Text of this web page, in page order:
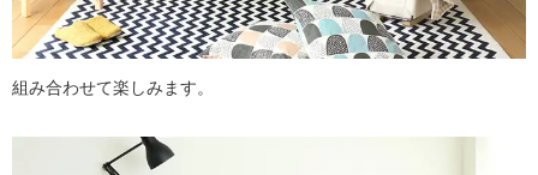
組み合わせて楽しみます。